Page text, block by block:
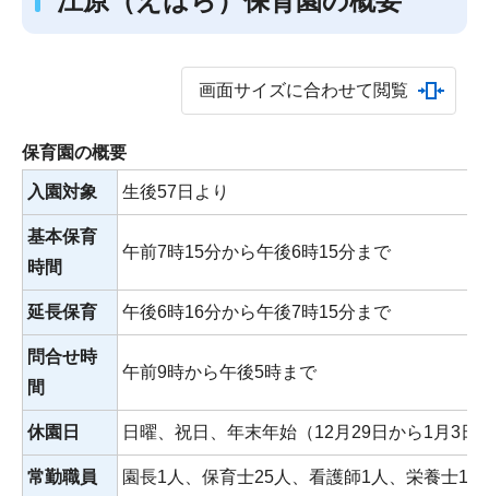
画面サイズに合わせて閲覧
保育園の概要
入園対象 生後57日より
基本保育
時間
午前7時15分から午後6時15分まで
延長保育 午後6時16分から午後7時15分まで
問合せ時
間
午前9時から午後5時まで
休園日 日曜、祝日、年末年始（12月29日から1月3日
常勤職員
園長1人、保育士25人、看護師1人、栄養士1